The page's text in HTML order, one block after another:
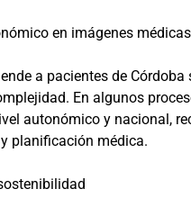
en imágenes
a pacientes de
En algunos
autonómico y nacional,
planificación médica.